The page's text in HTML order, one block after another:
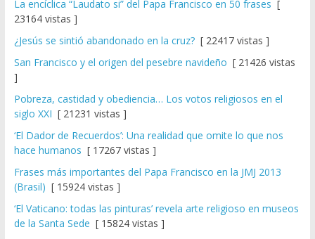
La encíclica “Laudato si” del Papa Francisco en 50 frases [
23164 vistas ]
¿Jesús se sintió abandonado en la cruz?[ 22417 vistas ]
San Francisco y el origen del pesebre navideño [ 21426 vistas
]
Pobreza, castidad y obediencia… Los votos religiosos en el
siglo XXI [ 21231 vistas ]
‘El Dador de Recuerdos’: Una realidad que omite lo que nos
hace humanos [ 17267 vistas ]
Frases más importantes del Papa Francisco en la JMJ 2013
(Brasil) [ 15924 vistas ]
‘El Vaticano: todas las pinturas’ revela arte religioso en museos
de la Santa Sede [ 15824 vistas ]